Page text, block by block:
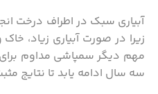
آبیاری سبک در اطراف درخت
زیرا در صورت آبیاری زیاد،
مهم دیگر سمپاشی مداوم برای
سه سال ادامه یابد تا نتایج